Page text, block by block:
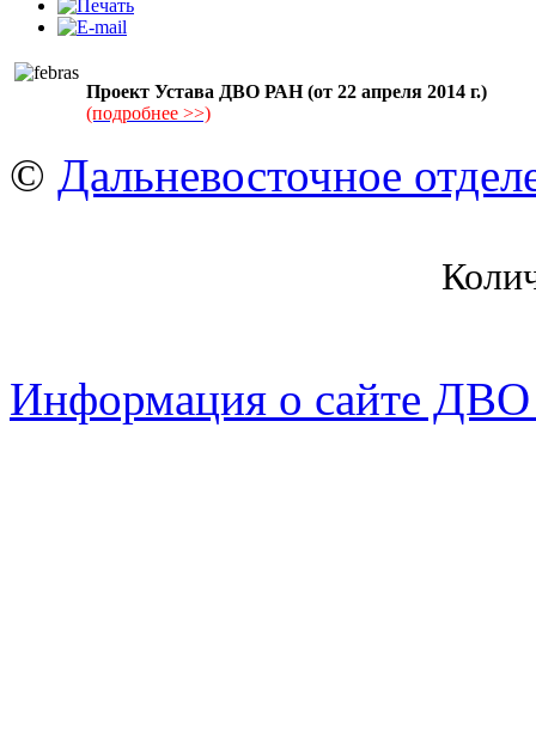
Проект Устава ДВО РАН (от 22 апреля 2014 г.)
(подробнее >>)
© Дальневосточное
Информация о сайте